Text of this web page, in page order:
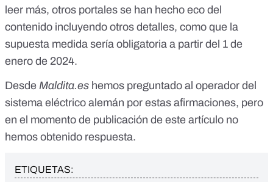
leer más, otros portales se han hecho eco del
contenido incluyendo otros detalles, como que la
supuesta medida sería obligatoria a partir del 1 de
enero de 2024.
Desde Maldita.es hemos preguntado al operador del
sistema eléctrico alemán por estas afirmaciones, pero
en el momento de publicación de este artículo no
hemos obtenido respuesta.
ETIQUETAS: